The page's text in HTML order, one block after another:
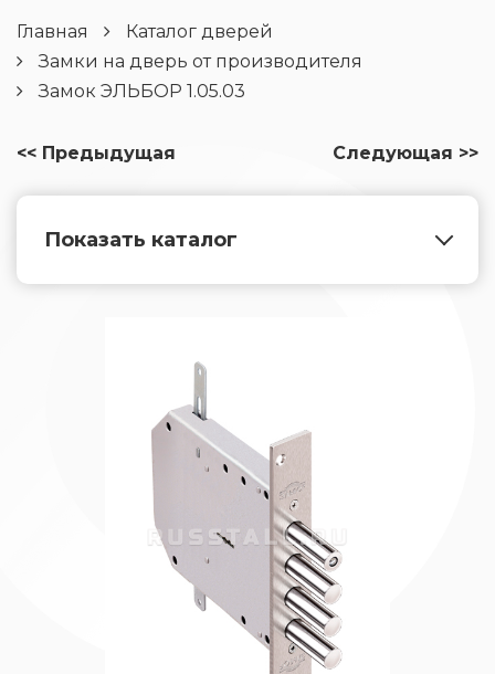
Главная
Каталог дверей
Замки на дверь от производителя
Замок ЭЛЬБОР 1.05.03
<< Предыдущая Следующая >>
Показать каталог